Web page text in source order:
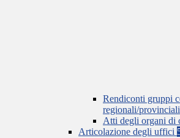
Rendiconti gruppi
regionali/provinciali
Atti degli organi di
Articolazione degli uffici